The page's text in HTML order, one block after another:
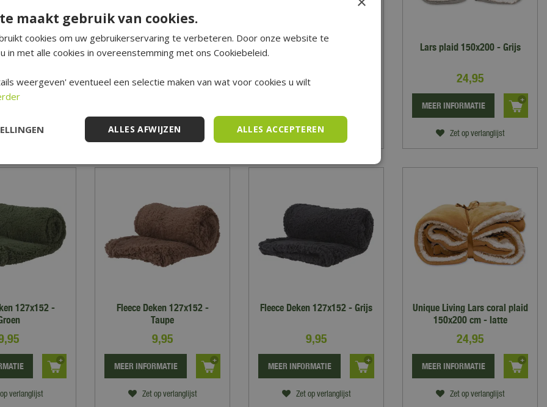
Plaid Swirl
- Chai Tea
,95
verlanglijst
Unique Living Plaid Lex
150x200 - Winter Green
22,50
Zet op verlanglijst
22
Zet op verlanglijst
Lars plaid 150x200 - Grijs
24,95
Zet op verlanglijst
MEER INFORMATIE
127x152 -
,95
verlanglijst
Fleece Deken 127x152 -
Taupe
9,95
Zet op verlanglijst
MEER INFORMATIE
Fleece Deken 127x152 - Grijs
9,95
Zet op verlanglijst
MEER INFORMATIE
Unique Living Lars coral plaid
150x200 cm - latte
24,95
Zet op verlanglijst
MEER INFORMATIE
maakt gebruik van cookies.
cookies om uw gebruikerservaring te verbeteren. Door onze website te
in met alle cookies in overeenstemming met ons Cookiebeleid.
weergeven' eventueel een selectie maken van wat voor cookies u wilt
ALLES ACCEPTEREN
ALLES AFWIJZEN